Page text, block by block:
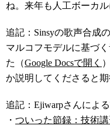
ね。来年も人工ボーカ
追記：Sinsyの歌声合成
マルコフモデルに基づ
た（Google Docsで開く
か説明してくださると期
追記：Ejiwarpさんによ
・ ついった節録：技術